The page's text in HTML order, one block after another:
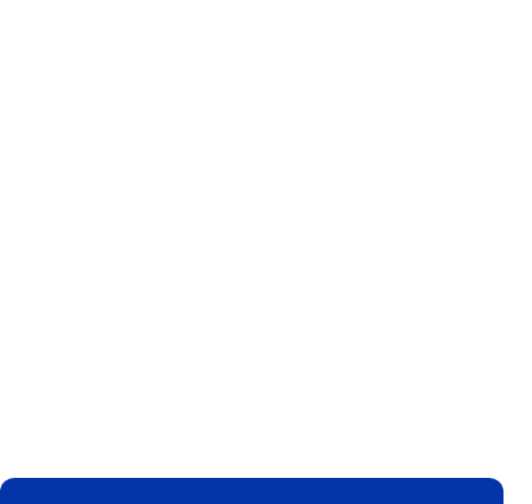
FOOTER